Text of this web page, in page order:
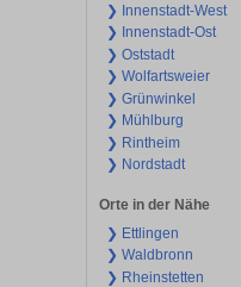
❯ Innenstadt-West
❯ Innenstadt-Ost
❯ Oststadt
❯ Wolfartsweier
❯ Grünwinkel
❯ Mühlburg
❯ Rintheim
❯ Nordstadt
Orte in der Nähe
❯ Ettlingen
❯ Waldbronn
❯ Rheinstetten